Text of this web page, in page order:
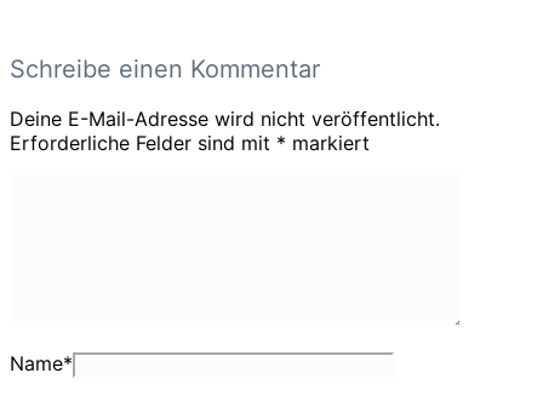
Schreibe einen Kommentar
Deine E-Mail-Adresse wird nicht veröffentlicht.
Erforderliche Felder sind mit * markiert
Name*